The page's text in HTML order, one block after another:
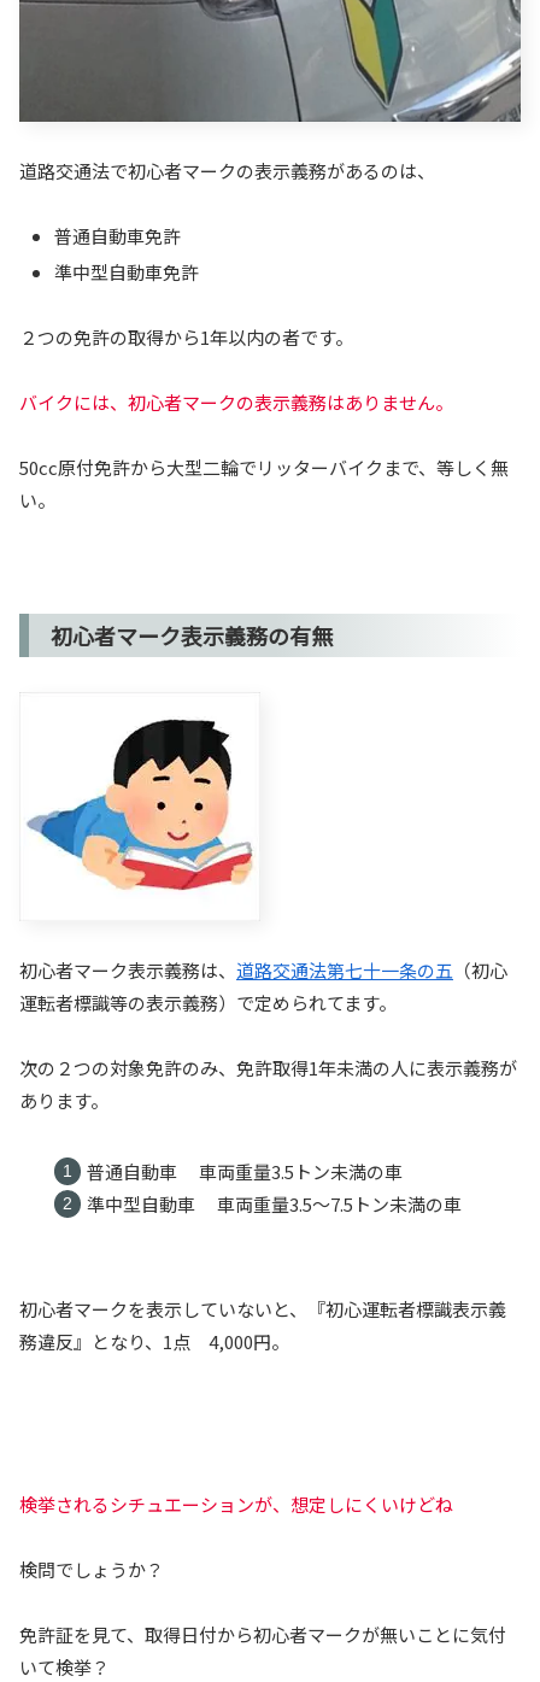
道路交通法で初心者マークの表示義務があるのは、
普通自動車免許
準中型自動車免許
２つの免許の取得から1年以内の者です。
バイクには、初心者マークの表示義務はありません。
50cc原付免許から大型二輪でリッターバイクまで、等しく無
い。
初心者マーク表示義務の有無
初心者マーク表示義務は、 道路交通法第七十一条の五 （初心
運転者標識等の表示義務）で定められてます。
次の２つの対象免許のみ、免許取得1年未満の人に表示義務が
あります。
普通自動車 車両重量3.5トン未満の車
準中型自動車 車両重量3.5～7.5トン未満の車
初心者マークを表示していないと、『初心運転者標識表示義
務違反』となり、1点 4,000円。
検挙されるシチュエーションが、想定しにくいけどね
検問でしょうか？
免許証を見て、取得日付から初心者マークが無いことに気付
いて検挙？